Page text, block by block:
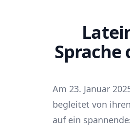
Am 23. Januar
begleitet von
auf ein